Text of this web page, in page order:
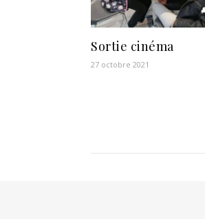
Sortie cinéma
27 octobre 2021